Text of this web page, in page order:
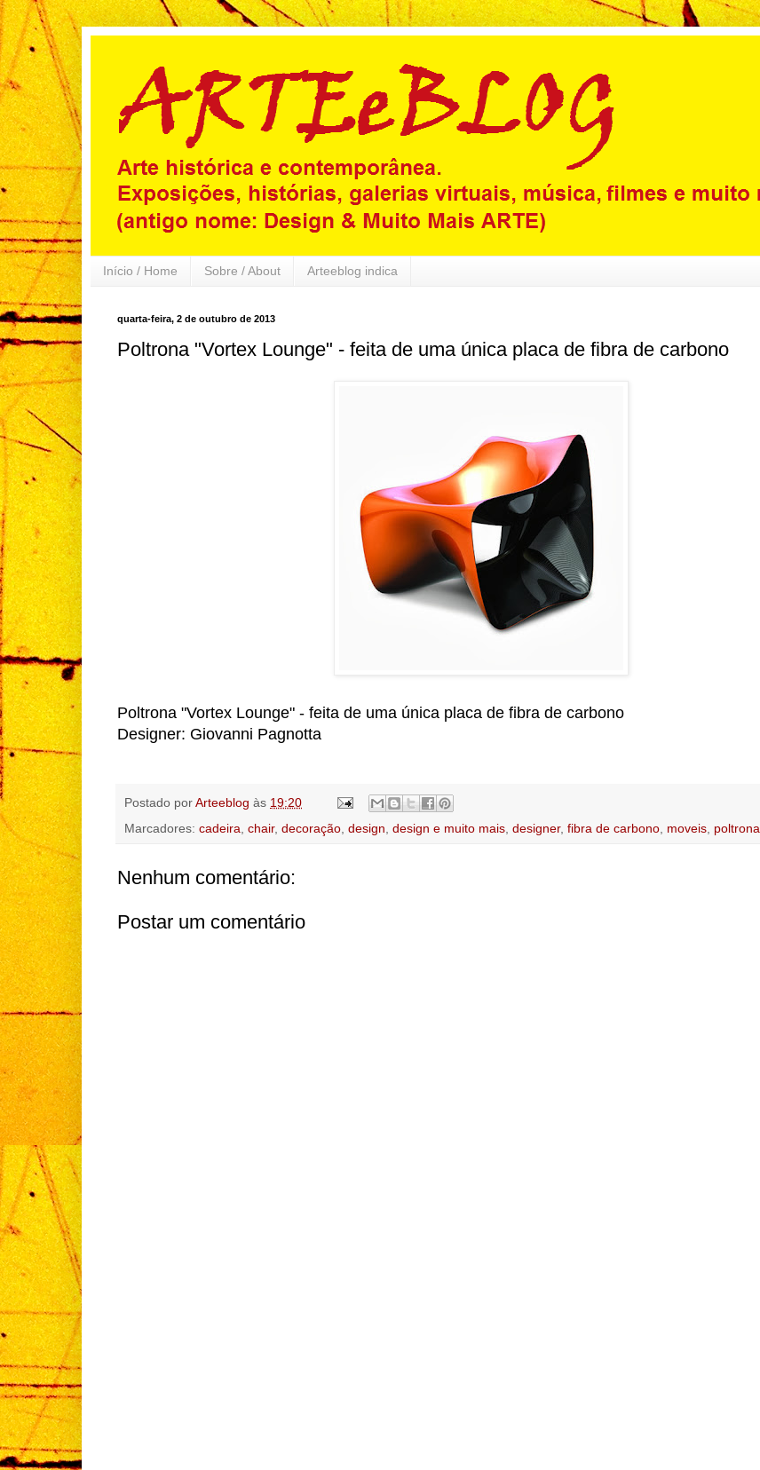
Início / Home Sobre / About Arteeblog indica
quarta-feira, 2 de outubro de 2013
Poltrona "Vortex Lounge" - feita de uma única placa de fibra de carbono
Poltrona "Vortex Lounge" - feita de uma única placa de fibra de carbono
Designer: Giovanni Pagnotta
Postado porArteeblog às 19:20
Marcadores: cadeira chair, decoração design design e muito mais designer, fibra de carbono moveis poltrona
Nenhum comentário:
Postar um comentário